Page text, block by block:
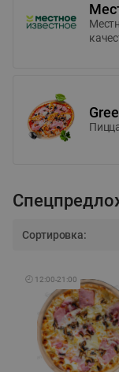
Сортировка:
🕘 12:00-21:00